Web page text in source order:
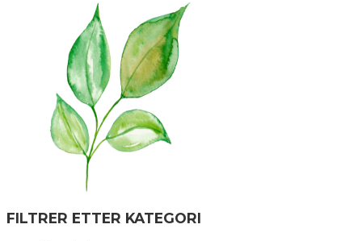
FILTRER ETTER KATEGORI